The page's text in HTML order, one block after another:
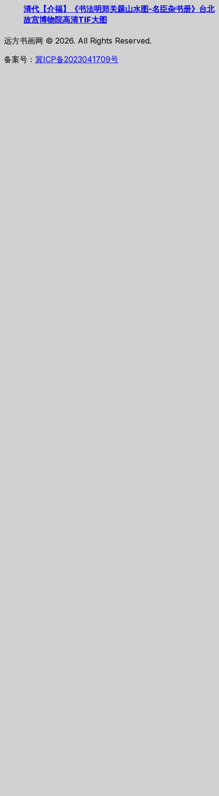
清代【介福】《书法明郑关题山水图-名臣杂书册》台北
故宫博物院高清TIF大图
远方书画网 © 2026. All Rights Reserved.
备案号： 冀ICP备2023041709号